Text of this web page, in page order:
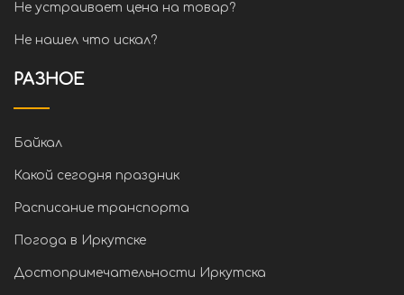
Не устраивает цена на товар?
Не нашел что искал?
РАЗНОЕ
Байкал
Какой сегодня праздник
Расписание транспорта
Погода в Иркутске
Достопримечательности Иркутска